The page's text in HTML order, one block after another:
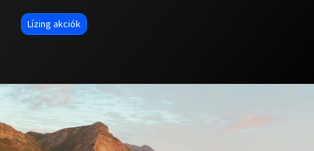
Lízing akciók